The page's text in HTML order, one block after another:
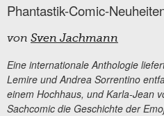
Phantastik-Comic-
von Sven Jachmann
Eine internationale Anthologie
Lemire und Andrea Sorrentino
einem Hochhaus, und Karla-Jean
Sachcomic die Geschichte der